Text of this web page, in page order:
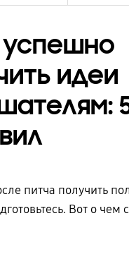
идеи
питча получить
Вот о чем